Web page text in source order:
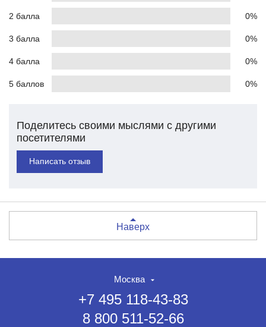
2 балла 0%
3 балла 0%
4 балла 0%
5 баллов 0%
Поделитесь своими мыслями с другими
посетителями
Написать отзыв
Наверх
Москва
+7 495 118-43-83
8 800 511-52-66